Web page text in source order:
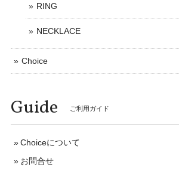
RING
NECKLACE
Choice
Guide ご利用ガイド
Choiceについて
お問合せ